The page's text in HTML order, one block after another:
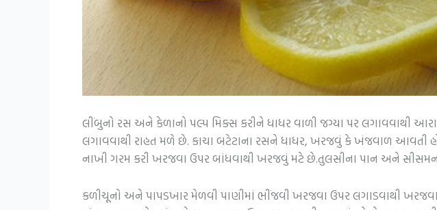
લીંબુનો રસ અને કેળાનો પલ્પ મિક્સ કરીને ધાધર વાળી જગ્યા પર લગાવવાથી
લગાવવાથી રાહત મળે છે. કાચા બટેટાના રસને ધાધર, ખરજવું કે ખંજવાળ આવતી
નાખી ગરમ કરી ખરજવા ઉપર બાંધવાથી ખરજવું મટે છે.તુલસીના પાન અને
કળીચૂનો અને પાપડખાર મેળવી પાણીમાં ભીંજવી ખરજવા ઉપર લગાડવાથી